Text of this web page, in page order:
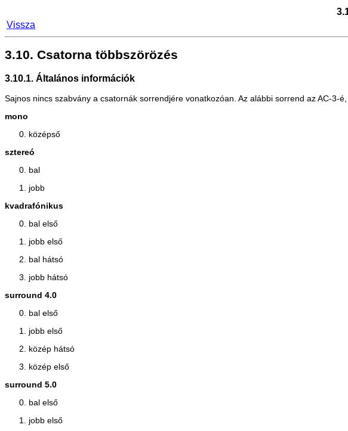
Vissza
3.10. Csatorna többszörözés
3.10.1. Általános információk
Sajnos nincs szabvány a csatornák sorrendjére vonatkozóan. Az alábbi sorrend az AC-
mono
középső
sztereó
bal
jobb
kvadrafónikus
bal első
jobb első
bal hátsó
jobb hátsó
surround 4.0
bal első
jobb első
közép hátsó
közép első
surround 5.0
bal első
jobb első